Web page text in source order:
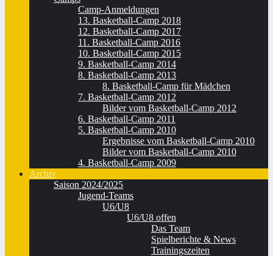
Camp-Anmeldungen
13. Basketball-Camp 2018
12. Basketball-Camp 2017
11. Basketball-Camp 2016
10. Basketball-Camp 2015
9. Basketball-Camp 2014
8. Basketball-Camp 2013
8. Basketball-Camp für Mädchen
7. Basketball-Camp 2012
Bilder vom Basketball-Camp 2012
6. Basketball-Camp 2011
5. Basketball-Camp 2010
Ergebnisse vom Basketball-Camp 2010
Bilder vom Basketball-Camp 2010
4. Basketball-Camp 2009
Archiv
Saison 2024/2025
Jugend-Teams
U6/U8
U6/U8 offen
Das Team
Spielberichte & News
Trainingszeiten